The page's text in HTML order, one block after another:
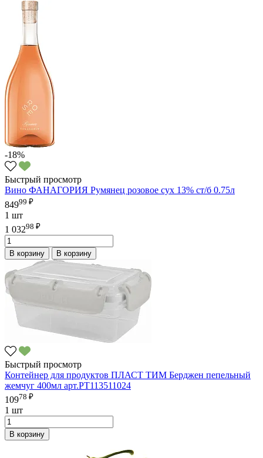
-18%
Быстрый просмотр
Вино ФАНАГОРИЯ Румянец розовое сух 13% ст/б 0.75л
84999 ₽
1 шт
1 03298 ₽
В корзину В корзину
Быстрый просмотр
Контейнер для продуктов ПЛАСТ ТИМ Берджен пепельный
жемчуг 400мл арт.PT113511024
10978 ₽
1 шт
В корзину